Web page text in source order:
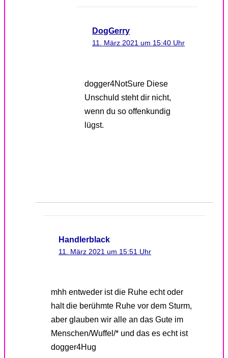
DogGerry
11. März 2021 um 15:40 Uhr
dogger4NotSure Diese
Unschuld steht dir nicht,
wenn du so offenkundig
lügst.
Handlerblack
11. März 2021 um 15:51 Uhr
mhh entweder ist die Ruhe echt oder
halt die berühmte Ruhe vor dem Sturm,
aber glauben wir alle an das Gute im
Menschen/Wuffel/* und das es echt ist
dogger4Hug